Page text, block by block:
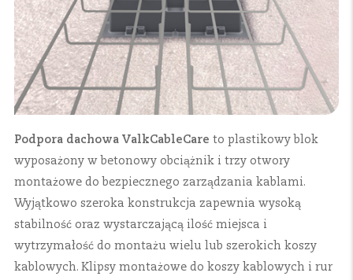
Podpora dachowa ValkCableCare to plastikowy blok
wyposażony w betonowy obciążnik i trzy otwory
montażowe do bezpiecznego zarządzania kablami.
Wyjątkowo szeroka konstrukcja zapewnia wysoką
stabilność oraz wystarczającą ilość miejsca i
wytrzymałość do montażu wielu lub szerokich koszy
kablowych. Klipsy montażowe do koszy kablowych i rur